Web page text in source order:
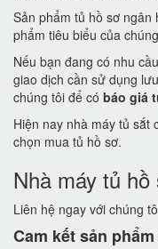
Sản phẩm tủ hồ sơ
phẩm tiêu biểu của
Nếu bạn đang có nhu
giao dịch cần sử dụng
chúng tôi để có báo giá
Hiện nay nhà máy tủ sắt
chọn mua tủ hồ sơ.
Nhà máy tủ
Liên hệ ngay với chúng
Cam kếtsản